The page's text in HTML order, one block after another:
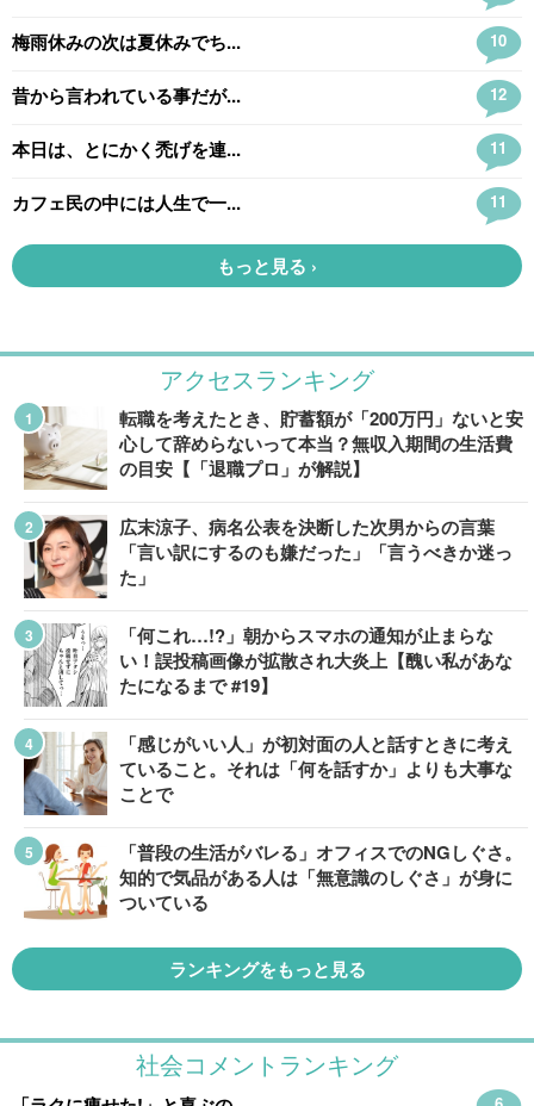
アクセスランキング
転職を考えたとき、貯蓄額が「200万円」ないと安
心して辞めらないって本当？無収入期間の生活費
の目安【「退職プロ」が解説】
広末涼子、病名公表を決断した次男からの言葉
「言い訳にするのも嫌だった」「言うべきか迷っ
た」
「何これ…!?」朝からスマホの通知が止まらな
い！誤投稿画像が拡散され大炎上【醜い私があな
たになるまで #19】
「感じがいい人」が初対面の人と話すときに考え
ていること。それは「何を話すか」よりも大事な
ことで
「普段の生活がバレる」オフィスでのNGしぐさ。
知的で気品がある人は「無意識のしぐさ」が身に
ついている
ランキングをもっと見る